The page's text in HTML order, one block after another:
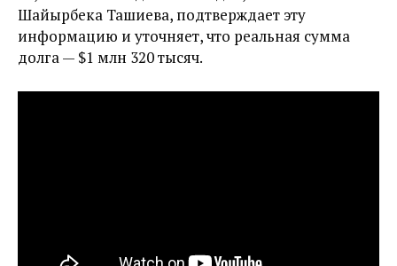
Шайырбека Ташиева, подтверждает эту
информацию и уточняет, что реальная сумма
долга — $1 млн 320 тысяч.